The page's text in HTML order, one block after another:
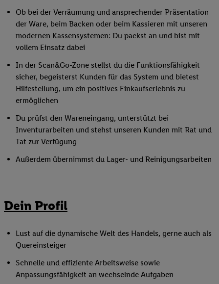
Ob bei der Verräumung und ansprechender Präsentation
der Ware, beim Backen oder beim Kassieren mit unseren
modernen Kassensystemen: Du packst an und bist mit
vollem Einsatz dabei
In der Scan&Go-Zone stellst du die Funktionsfähigkeit
sicher, begeisterst Kunden für das System und bietest
Hilfestellung, um ein positives Einkaufserlebnis zu
ermöglichen
Du prüfst den Wareneingang, unterstützt bei
Inventurarbeiten und stehst unseren Kunden mit Rat und
Tat zur Verfügung
Außerdem übernimmst du Lager- und Reinigungsarbeiten
Dein Profil
Lust auf die dynamische Welt des Handels, gerne auch als
Quereinsteiger
Schnelle und effiziente Arbeitsweise sowie
Anpassungsfähigkeit an wechselnde Aufgaben